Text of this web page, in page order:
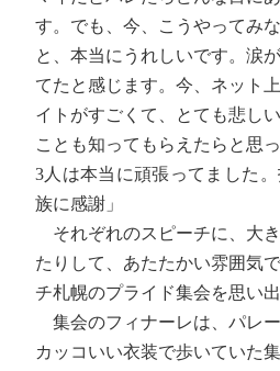
す。でも、今、こうやってみ
と、本当にうれしいです。涙
てたと感じます。今、ネット
イトがすごくて、とても悲し
ことも知ってもらえたらと思
3人は本当に頑張ってました
族に感謝」
それぞれのスピーチに、大
たりして、あたたかい雰囲気
チ札幌のプライド集会を思い出
集会のフィナーレは、パレ
カッコいい衣装で歩いていた